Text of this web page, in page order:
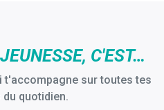
C'EST…
t'accompagne sur toutes tes
quotidien.